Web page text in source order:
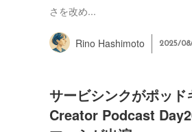
さを改め...
Rino Hashimoto 2025/
サービシンクがポッ
Creator Podcast